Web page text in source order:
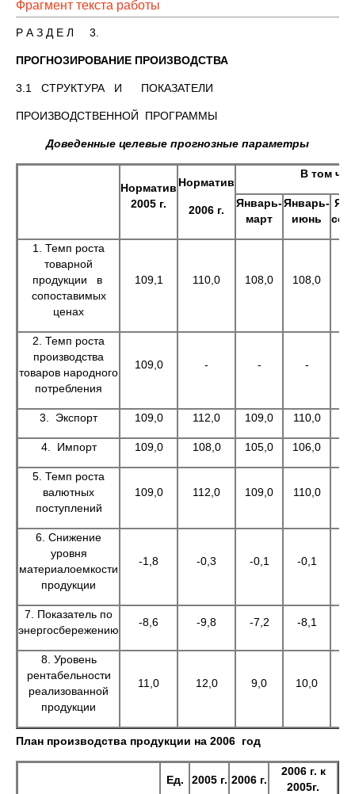
Фрагмент текста работы
Р А З Д Е Л 3.
ПРОГНОЗИРОВАНИЕ ПРОИЗВОДСТВА
3.1 СТРУКТУРА И ПОКАЗАТЕЛИ
ПРОИЗВОДСТВЕННОЙ ПРОГРАММЫ
Доведенные целевые прогнозные параметры
Норматив
2005 г.
Норматив
2006 г.
В том
Январь-
март
Январь-
июнь
1. Темп роста
товарной
продукции в
сопоставимых
ценах
109,1 110,0 108,0 108,0
2. Темп роста
производства
товаров народного
потребления
109,0 - - -
3. Экспорт 109,0 112,0 109,0 110,0
4. Импорт 109,0 108,0 105,0 106,0
5. Темп роста
валютных
поступлений
109,0 112,0 109,0 110,0
6. Снижение
уровня
материалоемкости
продукции
-1,8 -0,3 -0,1 -0,1
7. Показатель по
энергосбережению
-8,6 -9,8 -7,2 -8,1
8. Уровень
рентабельности
реализованной
продукции
11,0 12,0 9,0 10,0
План производства продукции на 2006 год
Ед. 2005 г. 2006 г.
2006 г. к
2005г.